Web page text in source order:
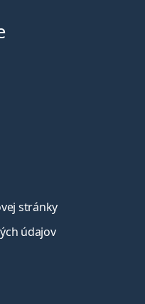
stránky
údajov